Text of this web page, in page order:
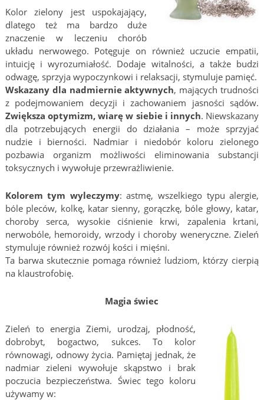
Kolor zielony jest uspokajający,
dlatego też ma bardzo duże
znaczenie w leczeniu chorób
układu nerwowego. Potęguje on również uczucie empatii,
intuicję i wyrozumiałość. Dodaje witalności, a także budzi
odwagę, sprzyja wypoczynkowi i relaksacji, stymuluje pamięć.
Wskazany dla nadmiernie aktywnych, mających trudności
z podejmowaniem decyzji i zachowaniem jasności sądów.
Zwiększa optymizm, wiarę w siebie i innych. Niewskazany
dla potrzebujących energii do działania – może sprzyjać
nudzie i bierności. Nadmiar i niedobór koloru zielonego
pozbawia organizm możliwości eliminowania substancji
toksycznych i wywołuje przewrażliwienie.
Kolorem tym wyleczymy: astmę, wszelkiego typu alergie,
bóle pleców, kolkę, katar sienny, gorączkę, bóle głowy, katar,
choroby serca, wysokie ciśnienie krwi, zapalenia krtani,
nerwobóle, hemoroidy, wrzody i choroby weneryczne. Zieleń
stymuluje również rozwój kości i mięśni.
Ta barwa skutecznie pomaga również ludziom, którzy cierpią
na klaustrofobię.
Magia świec
Zieleń to energia Ziemi, urodzaj, płodność,
dobrobyt, bogactwo, sukces. To kolor
równowagi, odnowy życia. Pamiętaj jednak, że
nadmiar zieleni wywołuje skąpstwo i brak
poczucia bezpieczeństwa. Świec tego koloru
używamy w: